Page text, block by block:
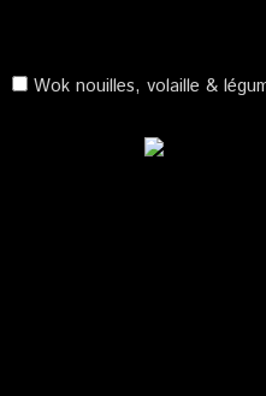
Wok nouilles, volaille &